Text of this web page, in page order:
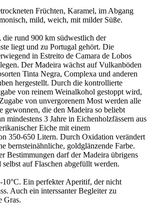
Früchten, Karamel, im Abgang
mild, weich, mit milder Süße.
die rund 900 km südwestlich der
liegt und zu Portugal gehört. Die
in Estreito de Camara de Lobos
Der Madeira wächst auf Vulkanböden
Tinta Negra, Complexa und anderen
hergestellt. Durch die kontrollierte
von reinem Weinalkohol gestoppt wird,
von unvergorenem Most werden alle
gewonnen, die den Madeira so beliebt
mindestens 3 Jahre in Eichenholzfässern aus
Eiche mit einem
350-650 Litern. Durch Oxidation verändert
bernsteinähnliche, goldglänzende Farbe.
Bestimmungen darf der Madeira übrigens
auf Flaschen abgefüllt werden.
10°C. Ein perfekter Aperitif, der nicht
Auch ein interssanter Begleiter zu
Gras.